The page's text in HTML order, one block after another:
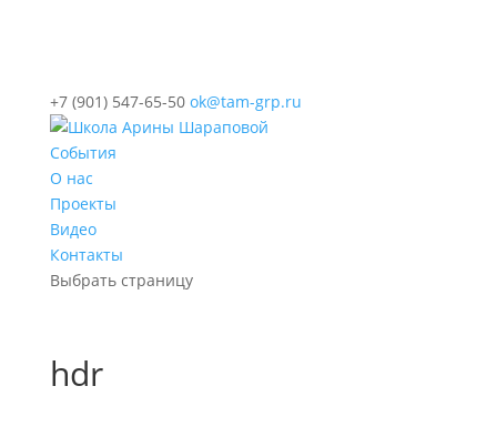
+7 (901) 547-65-50 ok@tam-grp.ru
События
О нас
Проекты
Видео
Контакты
Выбрать страницу
hdr